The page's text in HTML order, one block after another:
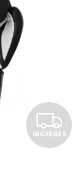
I
N
INGYENES